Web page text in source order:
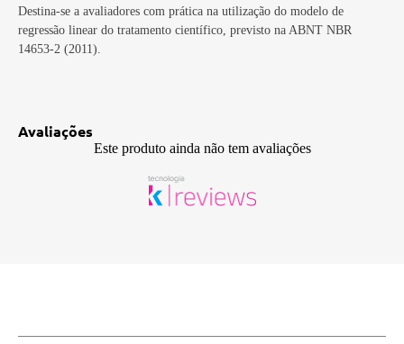
Destina-se a avaliadores com prática na utilização do modelo de
regressão linear do tratamento científico, previsto na ABNT NBR
14653-2 (2011).
Avaliações
Este produto ainda não tem avaliações